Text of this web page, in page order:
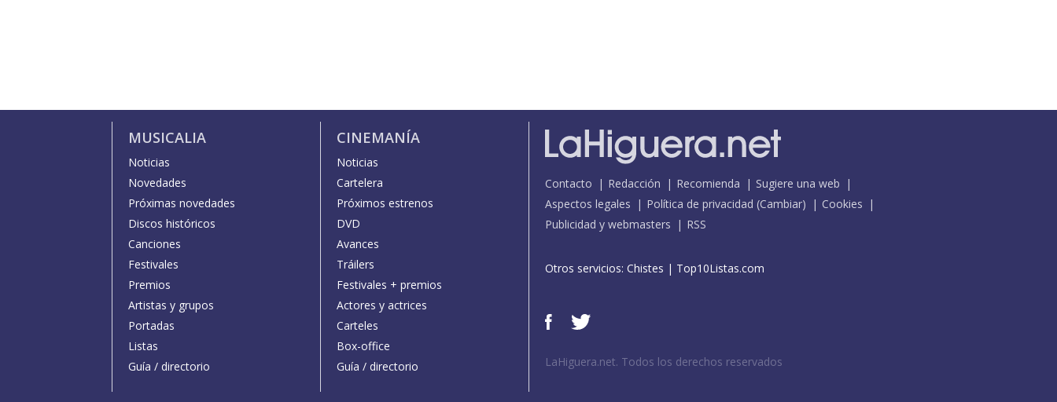
MUSICALIA
Noticias
Novedades
Próximas novedades
Discos históricos
Canciones
Festivales
Premios
Artistas y grupos
Portadas
Listas
Guía / directorio
CINEMANÍA
Noticias
Cartelera
Próximos estrenos
DVD
Avances
Tráilers
Festivales + premios
Actores y actrices
Carteles
Box-office
Guía / directorio
Contacto Redacción Recomienda
Sugiere una web
Aspectos legales
Política de privacidad (Cambiar)
Cookies
Publicidad y webmasters
RSS
Otros servicios: Chistes | Top10Listas.com
LaHiguera.net. Todos los derechos reservados